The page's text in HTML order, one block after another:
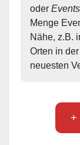
oder
Menge
Nähe, z.B.
Orten in
neuesten
+